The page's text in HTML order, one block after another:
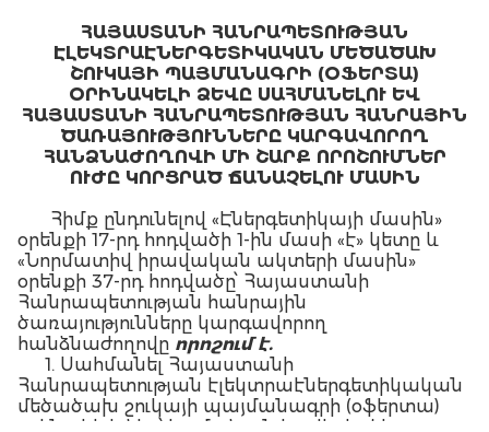
ՀԱՅԱՍՏԱՆԻ ՀԱՆՐԱՊԵՏՈՒԹՅԱՆ
ԷԼԵԿՏՐԱԷՆԵՐԳԵՏԻԿԱԿԱՆ ՄԵԾԱԾԱԽ
ՇՈՒԿԱՅԻ ՊԱՅՄԱՆԱԳՐԻ (ՕՖԵՐՏԱ)
ՕՐԻՆԱԿԵԼԻ ՁԵՎԸ ՍԱՀՄԱՆԵԼՈՒ ԵՎ
ՀԱՅԱՍՏԱՆԻ ՀԱՆՐԱՊԵՏՈՒԹՅԱՆ ՀԱՆՐԱՅԻՆ
ԾԱՌԱՅՈՒԹՅՈՒՆՆԵՐԸ ԿԱՐԳԱՎՈՐՈՂ
ՀԱՆՁՆԱԺՈՂՈՎԻ ՄԻ ՇԱՐՔ ՈՐՈՇՈՒՄՆԵՐ
ՈՒԺԸ ԿՈՐՑՐԱԾ ՃԱՆԱՉԵԼՈՒ ՄԱՍԻՆ
Հիմք ընդունելով «Էներգետիկայի մասին»
օրենքի 17‑րդ հոդվածի 1-ին մասի «է» կետը և
«Նորմատիվ իրավական ակտերի մասին»
օրենքի 37-րդ հոդվածը՝ Հայաստանի
Հանրապետության հանրային
ծառայությունները կարգավորող
հանձնաժողովը որոշում է.
1. Սահմանել Հայաստանի
Հանրապետության էլեկտրաէներգետիկական
մեծածախ շուկայի պայմանագրի (օֆերտա)
օրինակելի ձևը՝ համաձայն հավելվածի: